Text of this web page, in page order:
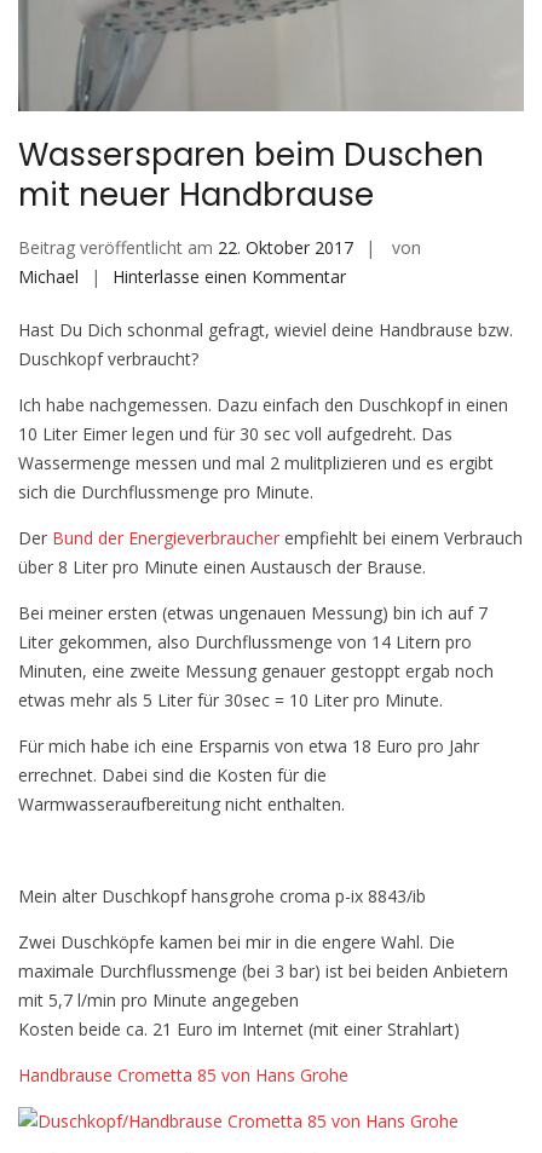
Wassersparen beim Duschen
mit neuer Handbrause
Beitrag veröffentlicht am 22. Oktober 2017
von
Michael
Hinterlasse einen Kommentarauf
beim
Handbrause
Hast Du Dich schonmal gefragt, wieviel deine Handbrause bzw.
Duschkopf verbraucht?
Ich habe nachgemessen. Dazu einfach den Duschkopf in einen
10 Liter Eimer legen und für 30 sec voll aufgedreht. Das
Wassermenge messen und mal 2 mulitplizieren und es ergibt
sich die Durchflussmenge pro Minute.
Der Bund der Energieverbraucher empfiehlt bei einem Verbrauch
über 8 Liter pro Minute einen Austausch der Brause.
Bei meiner ersten (etwas ungenauen Messung) bin ich auf 7
Liter gekommen, also Durchflussmenge von 14 Litern pro
Minuten, eine zweite Messung genauer gestoppt ergab noch
etwas mehr als 5 Liter für 30sec = 10 Liter pro Minute.
Für mich habe ich eine Ersparnis von etwa 18 Euro pro Jahr
errechnet. Dabei sind die Kosten für die
Warmwasseraufbereitung nicht enthalten.
Mein alter Duschkopf hansgrohe croma p-ix 8843/ib
Zwei Duschköpfe kamen bei mir in die engere Wahl. Die
maximale Durchflussmenge (bei 3 bar) ist bei beiden Anbietern
mit 5,7 l/min pro Minute angegeben
Kosten beide ca. 21 Euro im Internet (mit einer Strahlart)
Handbrause Crometta 85 von Hans Grohe